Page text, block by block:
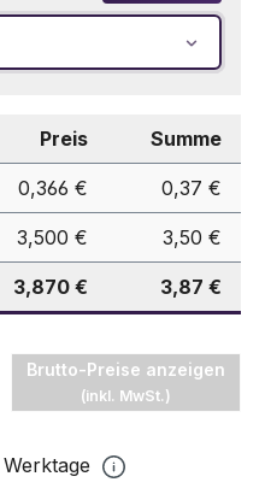
Preis Summe
0,366 € 0,37 €
3,500 € 3,50 €
3,870 € 3,87 €
Brutto-Preise anzeigen
(inkl. MwSt.)